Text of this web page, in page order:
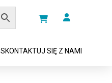
SKONTAKTUJ SIĘ Z NAMI